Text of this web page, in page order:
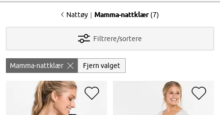
<Nattøy | Mamma-nattklær (7)
Filtrere/sortere
Mamma-nattklær Fjern valget